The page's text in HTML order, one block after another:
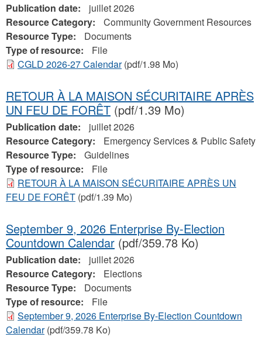
Publication date:
juillet 2026
Resource Category:
Community Government Resources
Resource Type:
Documents
Type of resource:
File
CGLD 2026-27 Calendar(pdf/1.98 Mo)
RETOUR À LA MAISON SÉCURITAIRE APRÈS
UN FEU DE FORÊT (pdf/1.39 Mo)
Publication date:
juillet 2026
Resource Category:
Emergency Services & Public Safety
Resource Type:
Guidelines
Type of resource:
File
RETOUR À LA MAISON SÉCURITAIRE APRÈS UN
FEU DE FORÊT (pdf/1.39 Mo)
September 9, 2026 Enterprise By-Election
Countdown Calendar (pdf/359.78 Ko)
Publication date:
juillet 2026
Resource Category:
Elections
Resource Type:
Documents
Type of resource:
File
September 9, 2026 Enterprise By-Election Countdown
Calendar(pdf/359.78 Ko)